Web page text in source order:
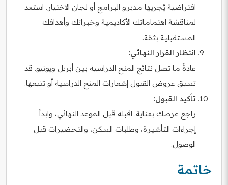
افتراضية يُجريها مديرو البرامج أو لجان الاختيار. استعد
لمناقشة اهتماماتك الأكاديمية وخبراتك وأهدافك
المستقبلية بثقة.
انتظار القرار النهائي:
عادةً ما تصل نتائج المنح الدراسية بين أبريل ويونيو. قد
تسبق عروض القبول إشعارات المنح الدراسية أو تتبعها.
تأكيد القبول:
راجع عرضك بعناية. اقبله قبل الموعد النهائي، وابدأ
إجراءات التأشيرة، وطلبات السكن، والتحضيرات قبل
الوصول.
خاتمة